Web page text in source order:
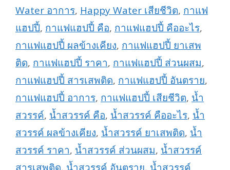
Water อาการ, Happy Water เสียชีวิต, กาแฟ
แฮปปี้, กาแฟแฮปปี้ คือ, กาแฟแฮปปี้ คืออะไร,
กาแฟแฮปปี้ ผลข้างเคียง, กาแฟแฮปปี้ ยาเสพ
ติด, กาแฟแฮปปี้ ราคา, กาแฟแฮปปี้ ส่วนผสม,
กาแฟแฮปปี้ สารเสพติด, กาแฟแฮปปี้ อันตราย,
กาแฟแฮปปี้ อาการ, กาแฟแฮปปี้ เสียชีวิต, น้ำ
สวรรค์, น้ำสวรรค์ คือ, น้ำสวรรค์ คืออะไร, น้ำ
สวรรค์ ผลข้างเคียง, น้ำสวรรค์ ยาเสพติด, น้ำ
สวรรค์ ราคา, น้ำสวรรค์ ส่วนผสม, น้ำสวรรค์